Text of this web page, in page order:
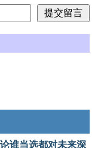
谁当选都对未来深